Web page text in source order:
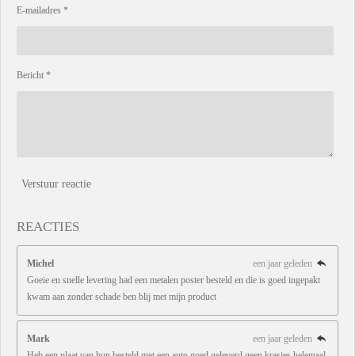
E-mailadres *
Bericht *
Verstuur reactie
REACTIES
Michel
een jaar geleden
Goeie en snelle levering had een metalen poster besteld en die is goed ingepakt
kwam aan zonder schade ben blij met mijn product
Mark
een jaar geleden